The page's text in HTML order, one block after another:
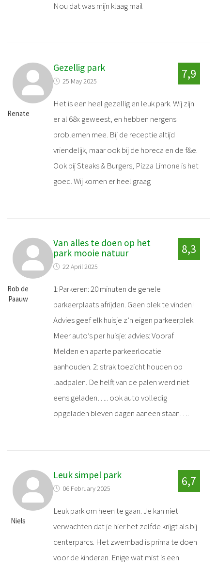
Nou dat was mijn klaag mail
Renate
Gezellig park
25 May 2025
7,9
Het is een heel gezellig en leuk park. Wij zijn
er al 68x geweest, en hebben nergens
problemen mee. Bij de receptie altijd
vriendelijk, maar ook bij de horeca en de f&e.
Ook bij Steaks & Burgers, Pizza Limone is het
goed. Wij komen er heel graag
Rob de
Paauw
Van alles te doen op het
park mooie natuur
22 April 2025
8,3
1:Parkeren: 20 minuten de gehele
parkeerplaats afrijden. Geen plek te vinden!
Advies geef elk huisje z’n eigen parkeerplek.
Meer auto’s per huisje: advies: Vooraf
Melden en aparte parkeerlocatie
aanhouden. 2: strak toezicht houden op
laadpalen. De helft van de palen werd niet
eens geladen….. ook auto volledig
opgeladen bleven dagen aaneen staan….
Niels
Leuk simpel park
06 February 2025
6,7
Leuk park om heen te gaan. Je kan niet
verwachten dat je hier het zelfde krijgt als bij
centerparcs. Het zwembad is prima te doen
voor de kinderen. Enige wat mist is een